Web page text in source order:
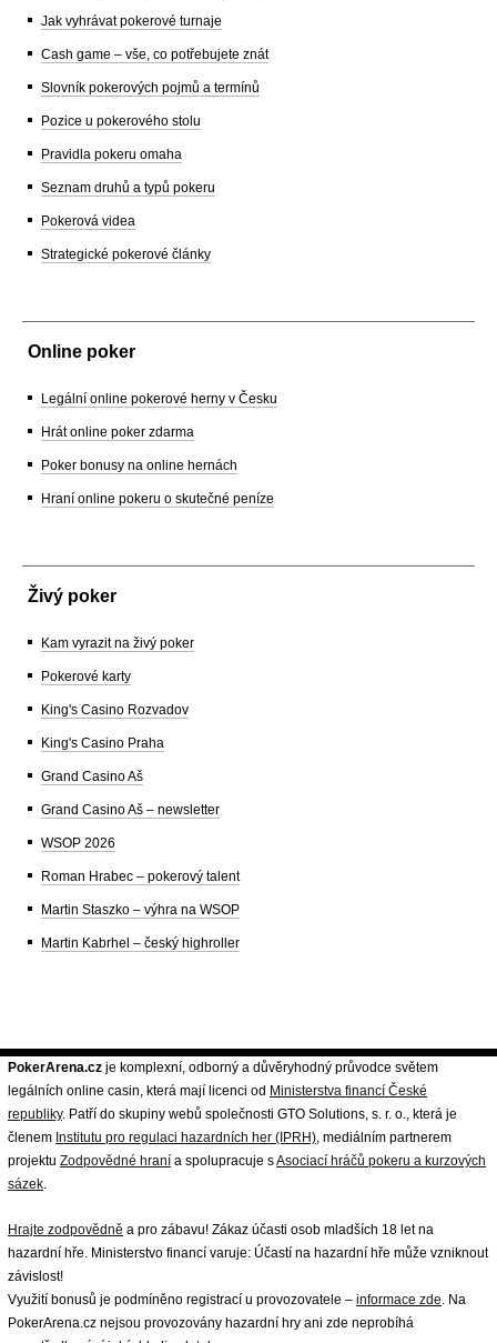
Jak vyhrávat pokerové turnaje
Cash game – vše, co potřebujete znát
Slovník pokerových pojmů a termínů
Pozice u pokerového stolu
Pravidla pokeru omaha
Seznam druhů a typů pokeru
Pokerová videa
Strategické pokerové články
Online poker
Legální online pokerové herny v Česku
Hrát online poker zdarma
Poker bonusy na online hernách
Hraní online pokeru o skutečné peníze
Živý poker
Kam vyrazit na živý poker
Pokerové karty
King's Casino Rozvadov
King's Casino Praha
Grand Casino Aš
Grand Casino Aš – newsletter
WSOP 2026
Roman Hrabec – pokerový talent
Martin Staszko – výhra na WSOP
Martin Kabrhel – český highroller
PokerArena.cz je komplexní, odborný a důvěryhodný průvodce světem
legálních online casin, která mají licenci od Ministerstva financí České
republiky. Patří do skupiny webů společnosti GTO Solutions, s. r. o., která je
členem Institutu pro regulaci hazardních her (IPRH), mediálním partnerem
projektu Zodpovědné hraní a spolupracuje sAsociací hráčů pokeru a kurzových
sázek.
Hrajte zodpovědně a pro zábavu! Zákaz účasti osob mladších 18 let na
hazardní hře. Ministerstvo financí varuje: Účastí na hazardní hře může vzniknout
závislost!
Využití bonusů je podmíněno registrací u provozovatele – informace zde. Na
PokerArena.cz nejsou provozovány hazardní hry ani zde neprobíhá